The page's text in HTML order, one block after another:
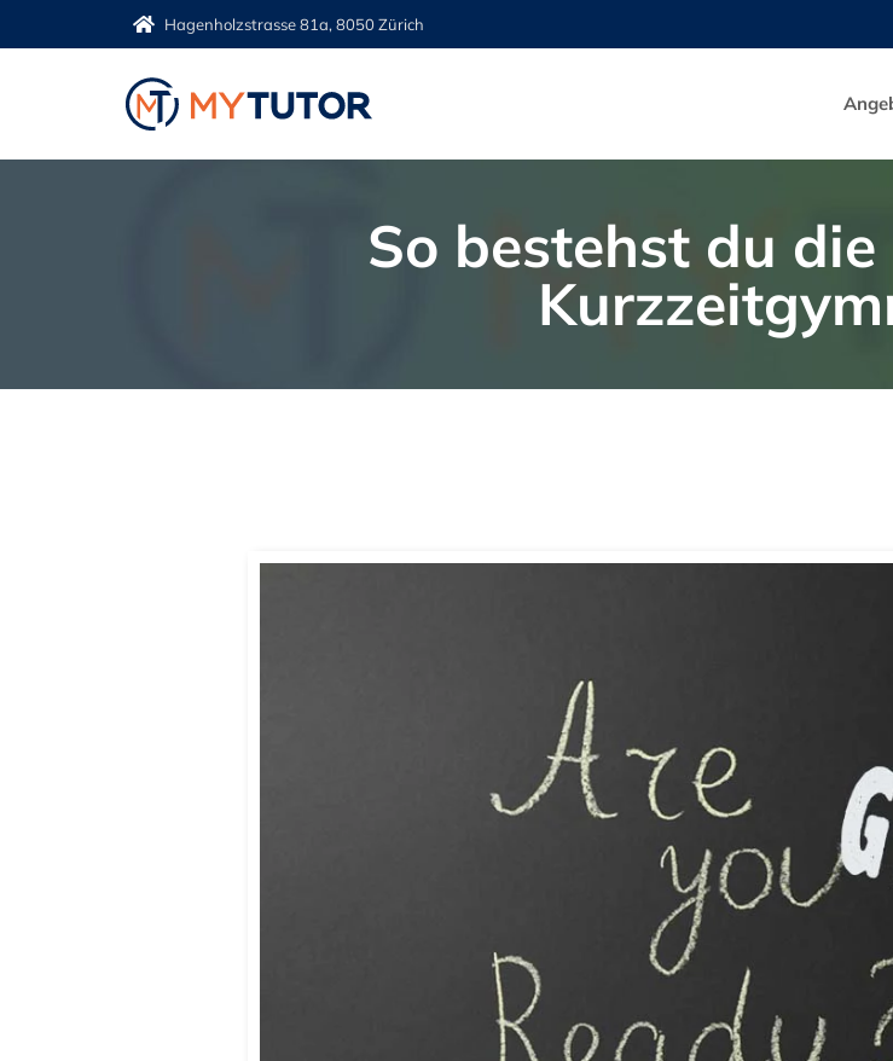
Hagenholzstrasse 81a, 8050 Zürich
So bestehst du